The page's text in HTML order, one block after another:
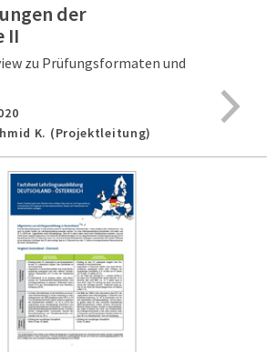
der
II
zu Prüfungsformaten und
K. (Projektleitung)